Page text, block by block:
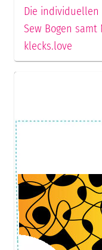
Die individuellen
Sew Bogen
klecks.love